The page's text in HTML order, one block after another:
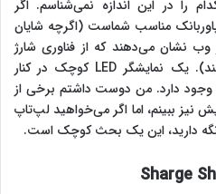
را در این اندازه نمی‌شناسم. اگر
مناسب شماست (اگرچه شایان
نشان می‌دهند که از فناوری شارژ
سریع سامسونگ پشتیبانی نمی‌کند). یک نمایشگر LED کوچک در کنار
وجود دارد. من دوست داشتم برخی از
نیز ببینم، اما اگر می‌خواهید لپ‌تاپ
دارید، این یک بحث کوچک است.
Sharge